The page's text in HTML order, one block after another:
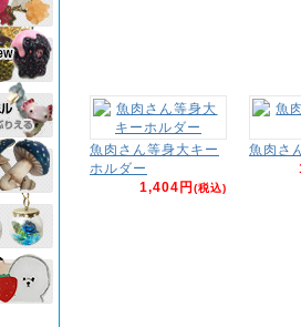
魚肉さん等身大キー
ホルダー
1,404円(税込)
魚肉さ